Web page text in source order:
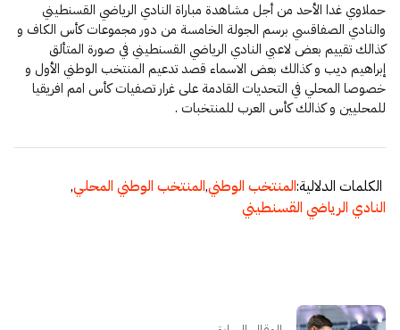
حملاوي غدا الأحد من أجل مشاهدة مباراة النادي الرياضي القسنطيني
والنادي الصفاقسي برسم الجولة الخامسة من دور مجموعات كأس الكاف و
كذالك تقييم بعض لاعبي النادي الرياضي القسنطيني في صورة المتألق
إبراهيم ديب و كذالك بعض الاسماء قصد تدعيم المنتخب الوطني الأول و
خصوصا المحلي في التحديات القادمة على غرار تصفيات كأس امم افريقيا
للمحليين و كذالك كأس العرب للمنتخبات .
الكلمات الدلالية:المنتخب الوطني,المنتخب الوطني المحلي,
النادي الرياضي القسنطيني